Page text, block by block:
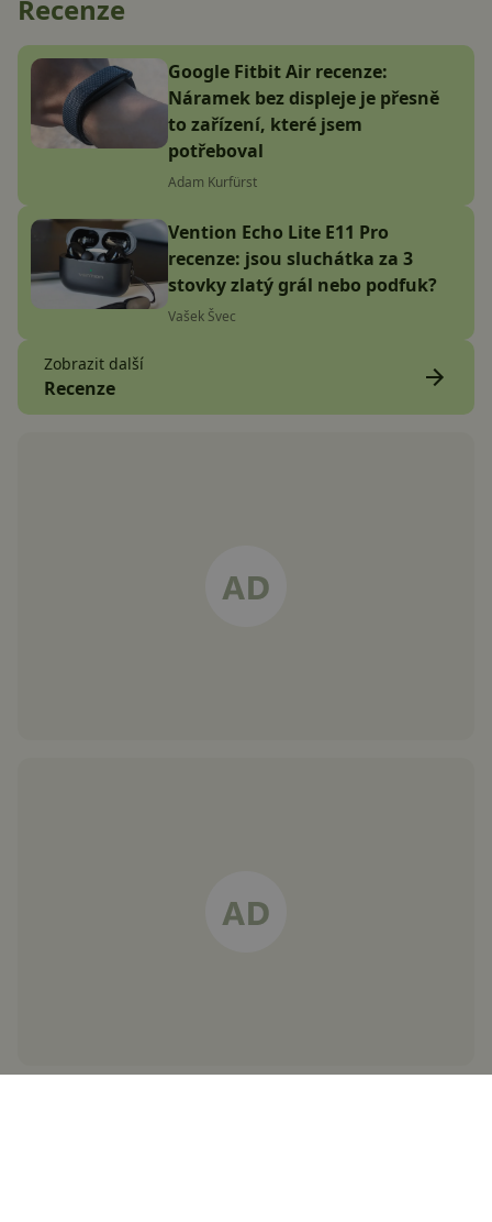
Recenze
Google Fitbit Air recenze:
Náramek bez displeje je přesně
to zařízení, které jsem
potřeboval
Adam Kurfürst
Vention Echo Lite E11 Pro
recenze: jsou sluchátka za 3
stovky zlatý grál nebo podfuk?
Vašek Švec
Zobrazit další
Recenze